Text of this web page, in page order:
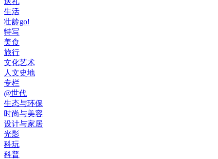
生活
壮龄go!
特写
美食
旅行
文化艺术
人文史地
专栏
@世代
生态与环保
时尚与美容
设计与家居
光影
科玩
科普